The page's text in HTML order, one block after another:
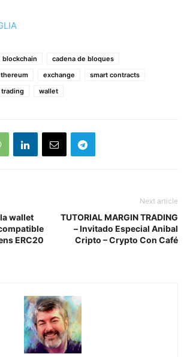
blockchain
cadena de bloques
exchange
smart contracts
trading wallet
wallet
ERC20
Next article
TUTORIAL MARGIN TRADING
– Invitado Especial Anibal
Cripto – Crypto Con Café